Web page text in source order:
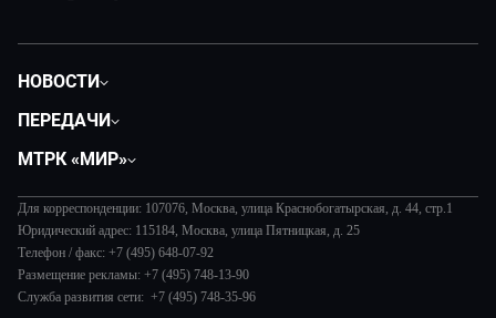
НОВОСТИ
Экономика
Происшествия
Наука и технологии
Культура
Спорт
ПЕРЕДАЧИ
Евразия. Культурно
Евразия. Регионы
Наши иностранцы
Пять причин поехать в...
МТРК «МИР»
История
Руководство
Лица мира
Новости
Для корреспонденции: 107076, Москва, улица Краснобогатырская, д. 44, стр.1
Юридический адрес: 115184, Москва, улица Пятницкая, д. 25
Телефон / факс: +7 (495) 648-07-92
Размещение рекламы: +7 (495) 748-13-90
Служба развития сети: +7 (495) 748-35-96